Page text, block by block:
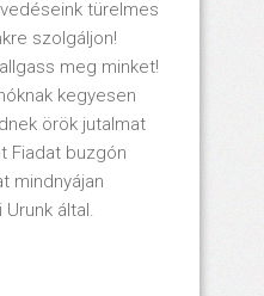
türelmes
szolgáljon!
meg minket!
kegyesen
örök jutalmat
Fiadat buzgón
mindnyájan
által.